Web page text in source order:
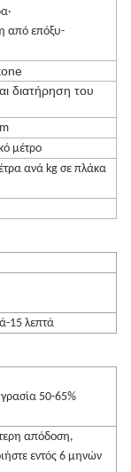
από επόξυ-
διατήρηση του
μέτρο
ανά kg σε πλάκα
15 λεπτά
50-65%
απόδοση,
εντός 6 μηνών